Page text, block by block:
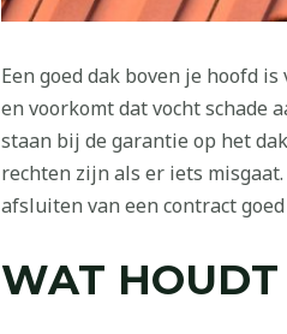
Een goed dak boven je hoofd
en voorkomt dat vocht schade
staan bij de garantie op het
rechten zijn als er iets
afsluiten van een contract
WAT HOUDT